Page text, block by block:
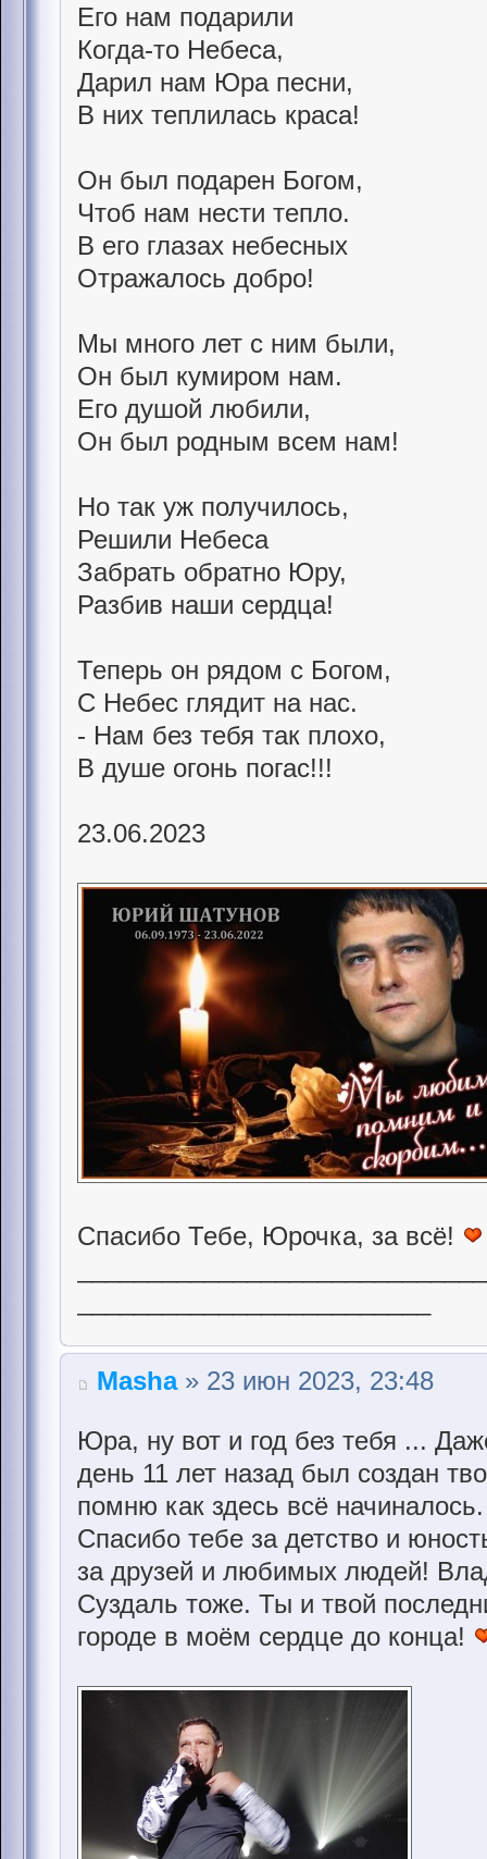
Его нам подарили
Когда-то Небеса,
Дарил нам Юра песни,
В них теплилась краса!
Он был подарен Богом,
Чтоб нам нести тепло.
В его глазах небесных
Отражалось добро!
Мы много лет с ним были,
Он был кумиром нам.
Его душой любили,
Он был родным всем нам!
Но так уж получилось,
Решили Небеса
Забрать обратно Юру,
Разбив наши сердца!
Теперь он рядом с Богом,
С Небес глядит на нас.
- Нам без тебя так плохо,
В душе огонь погас!!!
23.06.2023
Спасибо Тебе, Юрочка, за всё!
Masha» 23 июн 2023, 23:48
Юра, ну вот и год без тебя ...
день 11 лет назад был создан
помню как здесь всё
Спасибо тебе за детство и
за друзей и любимых людей!
Суздаль тоже. Ты и твой
городе в моём сердце до конца!